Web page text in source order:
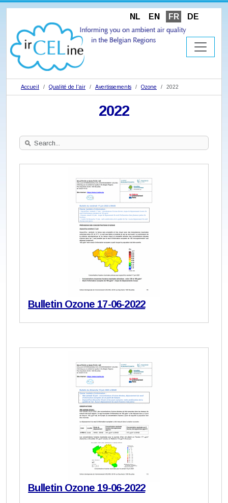
NL EN FR DE
Accueil Qualité de l'air Avertissements Ozone 2022
2022
Search
Site
Bulletin Ozone 17-06-2022
Bulletin Ozone 19-06-2022